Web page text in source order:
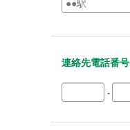
連絡先電話番号
-